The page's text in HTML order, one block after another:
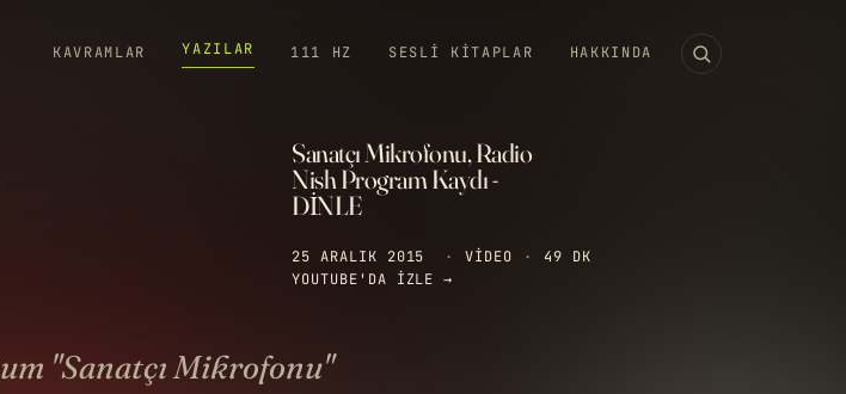
KAVRAMLAR YAZILAR 111 HZ SESLI KITAPLAR HAKKINDA
Sanatçı Mikrofonu, Radio
Nish Program Kaydı -
DİNLE
25 ARALIK 2015 · VIDEO ·
49 DK
YOUTUBE'DA IZLE →
"Sanatçı Mikrofonu"